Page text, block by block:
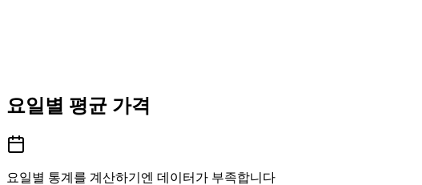
요일별 평균 가격
요일별 통계를 계산하기엔 데이터가 부족합니다